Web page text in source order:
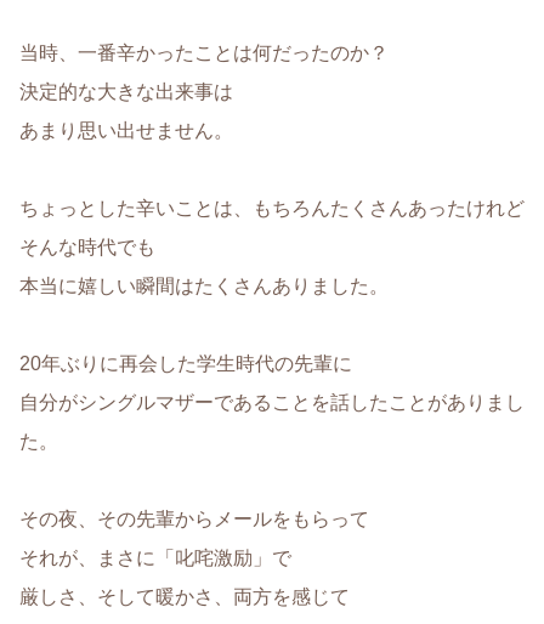
当時、一番辛かったことは何だったのか？
決定的な大きな出来事は
あまり思い出せません。
ちょっとした辛いことは、もちろんたくさんあったけれど
そんな時代でも
本当に嬉しい瞬間はたくさんありました。
20年ぶりに再会した学生時代の先輩に
自分がシングルマザーであることを話したことがありまし
た。
その夜、その先輩からメールをもらって
それが、まさに「叱咤激励」で
厳しさ、そして暖かさ、両方を感じて